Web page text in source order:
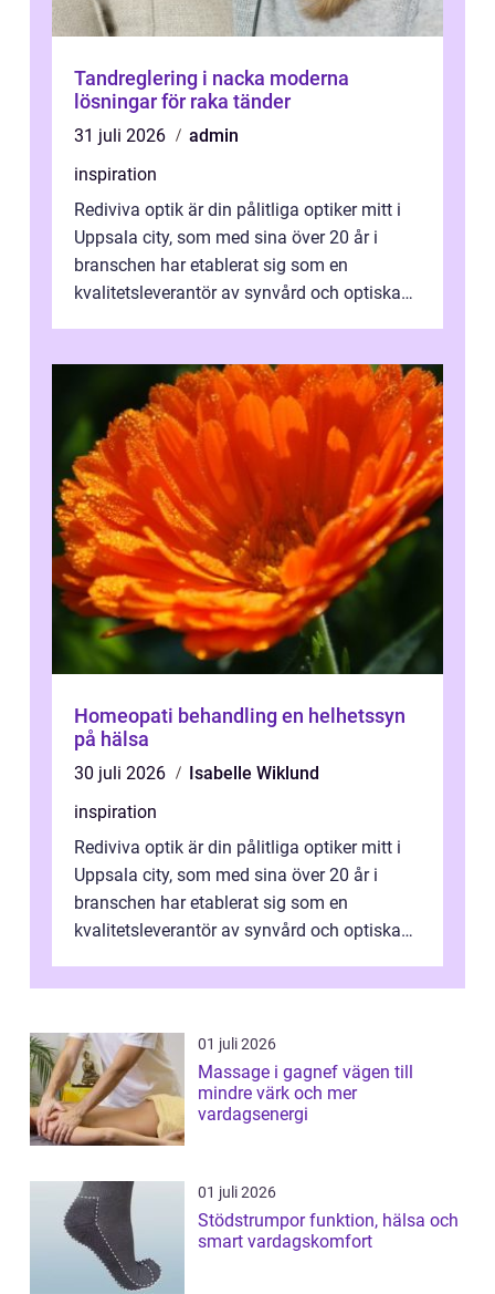
Tandreglering i nacka moderna
lösningar för raka tänder
31 juli 2026
admin
inspiration
Rediviva optik är din pålitliga optiker mitt i
Uppsala city, som med sina över 20 år i
branschen har etablerat sig som en
kvalitetsleverantör av synvård och optiska
Homeopati behandling en helhetssyn
på hälsa
30 juli 2026
Isabelle Wiklund
inspiration
Rediviva optik är din pålitliga optiker mitt i
Uppsala city, som med sina över 20 år i
branschen har etablerat sig som en
kvalitetsleverantör av synvård och optiska
01 juli 2026
Massage i gagnef vägen till
mindre värk och mer
vardagsenergi
01 juli 2026
Stödstrumpor funktion, hälsa och
smart vardagskomfort